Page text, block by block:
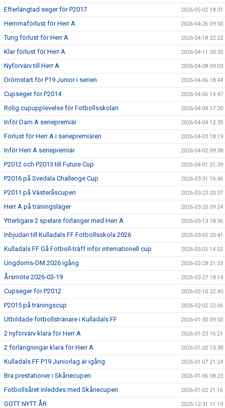
Efterlängtad seger för P2017 2026-05-02 18:31
Hemmaförlust för Herr A 2026-04-26 09:50
Tung förlust för Herr A 2026-04-18 22:22
Klar förlust för Herr A 2026-04-11 20:30
Nyförvärv till Herr A 2026-04-08 09:03
Drömstart för P19 Junior i serien 2026-04-06 18:44
Cupseger för P2014 2026-04-06 14:47
Rolig cupupplevelse för Fotbollsskolan 2026-04-04 17:20
Inför Dam A seriepremiär 2026-04-04 12:35
Förlust för Herr A i seriepremiären 2026-04-03 18:19
Inför Herr A seriepremiär 2026-04-02 09:38
P2012 och P2013 till Future Cup 2026-04-01 21:39
P2016 på Svedala Challenge Cup 2026-03-31 16:46
P2011 på Västeråscupen 2026-03-23 20:37
Herr A på träningsläger 2026-03-20 09:24
Ytterligare 2 spelare förlänger med Herr A 2026-03-13 18:36
Inbjudan till Kulladals FF Fotbollsskola 2026 2026-03-05 20:41
Kulladals FF Gå Fotboll-träff inför internationell cup 2026-03-05 14:02
Ungdoms-DM 2026 igång 2026-02-28 21:33
Årsmöte 2026-03-19 2026-02-27 18:14
Cupseger för P2012 2026-02-10 22:40
P2015 på träningscup 2026-02-02 22:06
Utbildade fotbollstränare i Kulladals FF 2026-01-30 09:50
2 nyförvärv klara för Herr A 2026-01-23 16:21
2 förlängningar klara för Herr A 2026-01-20 10:38
Kulladals FF P19 Juniorlag är igång 2026-01-07 21:24
Bra prestationer i Skånecupen 2026-01-06 08:23
Fotbollsåret inleddes med Skånecupen 2026-01-02 21:16
GOTT NYTT ÅR 2025-12-31 11:19